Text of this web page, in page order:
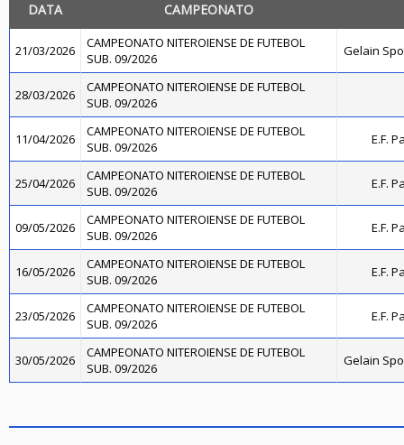
DATA CAMPEONATO
21/03/2026
CAMPEONATO NITEROIENSE DE FUTEBOL
SUB. 09/2026
Gelain
28/03/2026
CAMPEONATO NITEROIENSE DE FUTEBOL
SUB. 09/2026
11/04/2026
CAMPEONATO NITEROIENSE DE FUTEBOL
SUB. 09/2026
E.F.
25/04/2026
CAMPEONATO NITEROIENSE DE FUTEBOL
SUB. 09/2026
E.F.
09/05/2026
CAMPEONATO NITEROIENSE DE FUTEBOL
SUB. 09/2026
E.F.
16/05/2026
CAMPEONATO NITEROIENSE DE FUTEBOL
SUB. 09/2026
E.F.
23/05/2026
CAMPEONATO NITEROIENSE DE FUTEBOL
SUB. 09/2026
E.F.
30/05/2026
CAMPEONATO NITEROIENSE DE FUTEBOL
SUB. 09/2026
Gelain